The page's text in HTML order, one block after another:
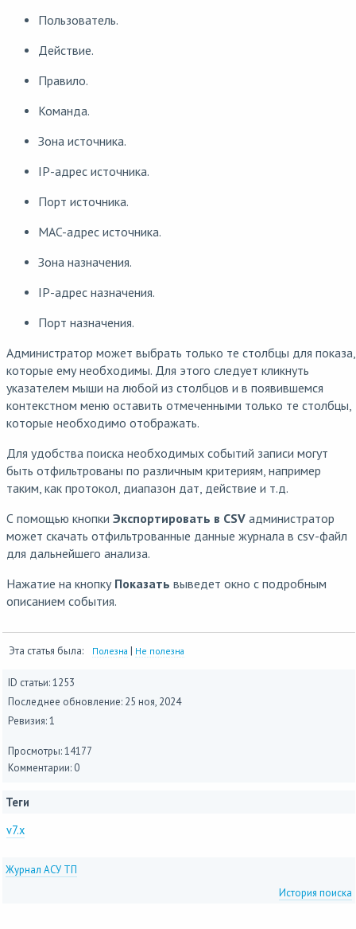
Пользователь.
Действие.
Правило.
Команда.
Зона источника.
IP-адрес источника.
Порт источника.
MAC-адрес источника.
Зона назначения.
IP-адрес назначения.
Порт назначения.
Администратор может выбрать только те столбцы для показа,
которые ему необходимы. Для этого следует кликнуть
указателем мыши на любой из столбцов и в появившемся
контекстном меню оставить отмеченными только те столбцы,
которые необходимо отображать.
Для удобства поиска необходимых событий записи могут
быть отфильтрованы по различным критериям, например
таким, как протокол, диапазон дат, действие и т.д.
С помощью кнопки Экспортировать в CSV администратор
может скачать отфильтрованные данные журнала в csv-файл
для дальнейшего анализа.
Нажатие на кнопку Показать выведет окно с подробным
описанием события.
Эта статья была: Полезна | Не полезна
ID статьи: 1253
Последнее обновление: 25 ноя, 2024
Ревизия: 1
Просмотры: 14177
Комментарии: 0
Теги
v7.x
Журнал АСУ ТП
История поиска